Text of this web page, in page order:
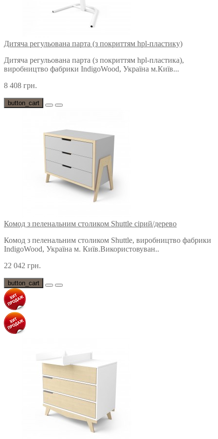
Дитяча регульована парта (з покриттям hpl-пластику)
Дитяча регульована парта (з покриттям hpl-пластика),
виробництво фабрики IndigoWood, Україна м.Київ...
8 408 грн.
button_cart
Комод з пеленальним столиком Shuttle сірий/дерево
Комод з пеленальним столиком Shuttle, виробництво фабрики
IndigoWood, Україна м. Київ.Використовуван..
22 042 грн.
button_cart